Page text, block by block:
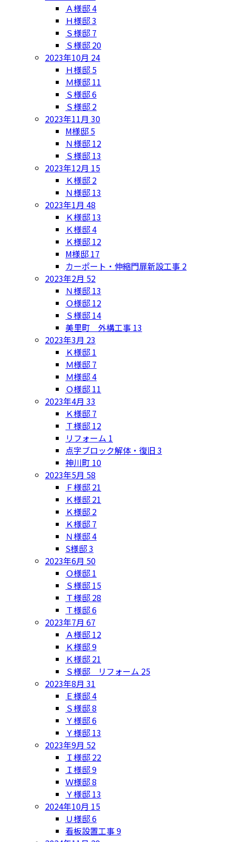
Ａ様邸4
Ｈ様邸3
Ｓ様邸 7
Ｓ様邸 20
2023年10月 24
Ｈ様邸 5
Ｍ様邸 11
Ｓ様邸6
Ｓ様邸 2
2023年11月 30
M様邸 5
Ｎ様邸 12
Ｓ様邸 13
2023年12月 15
Ｋ様邸 2
Ｎ様邸 13
2023年1月 48
Ｋ様邸 13
Ｋ様邸4
Ｋ様邸 12
M様邸 17
カーポート・伸縮門扉新設工事 2
2023年2月 52
Ｎ様邸 13
Ｏ様邸 12
Ｓ様邸 14
美里町 外構工事 13
2023年3月 23
Ｋ様邸 1
Ｍ様邸 7
Ｍ様邸4
Ｏ様邸 11
2023年4月 33
Ｋ様邸 7
Ｔ様邸 12
リフォーム 1
点字ブロック解体・復旧 3
神川町 10
2023年5月 58
Ｆ様邸 21
Ｋ様邸 21
Ｋ様邸 2
Ｋ様邸 7
Ｎ様邸4
S様邸3
2023年6月 50
Ｏ様邸 1
Ｓ様邸 15
Ｔ様邸 28
Ｔ様邸6
2023年7月 67
Ａ様邸 12
Ｋ様邸9
Ｋ様邸 21
Ｓ様邸 リフォーム 25
2023年8月 31
Ｅ様邸4
Ｓ様邸8
Ｙ様邸6
Ｙ様邸 13
2023年9月 52
Ｉ様邸 22
Ｉ様邸9
Ｗ様邸8
Ｙ様邸 13
2024年10月 15
Ｕ様邸6
看板設置工事9